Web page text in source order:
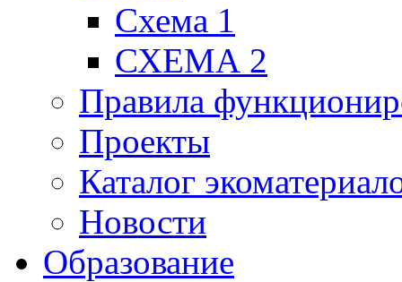
Схема 1
СХЕМА 2
Правила
Проекты
Каталог
Новости
Образование